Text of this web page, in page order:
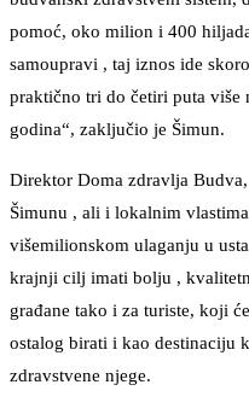
pomoć, oko milion i 400
samoupravi , taj iznos ide
praktično tri do četiri puta više
godina“, zaključio je Šimun.
Direktor Doma zdravlja
Šimunu , ali i lokalnim
višemilionskom ulaganju u
krajnji cilj imati bolju ,
građane tako i za turiste, koji
ostalog birati i kao destinaciju
zdravstvene njege.